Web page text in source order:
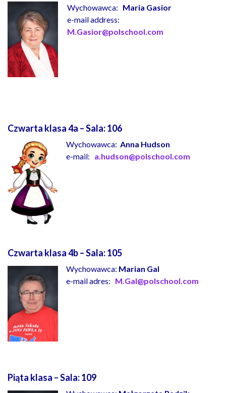
Wychowawca: Maria Gasior
e-mail address:
M.Gasior@polschool.com
Czwarta klasa 4a – Sala:106
Wychowawca: Anna Hudson
e-mail: a.hudson@polschool.com
Czwarta klasa 4b – Sala:105
Wychowawca: Marian Gal
e-mail adres: M.Gal@polschool.com
Piąta klasa – Sala:109